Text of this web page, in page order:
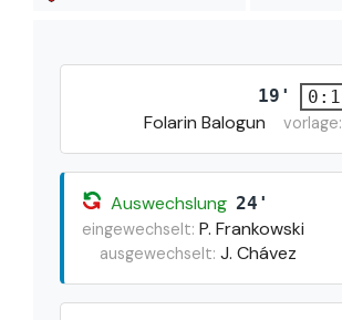
19' 0:1
Folarin Balogun
vorlage:
Auswechslung 24'
eingewechselt: P. Frankowski
ausgewechselt: J. Chávez